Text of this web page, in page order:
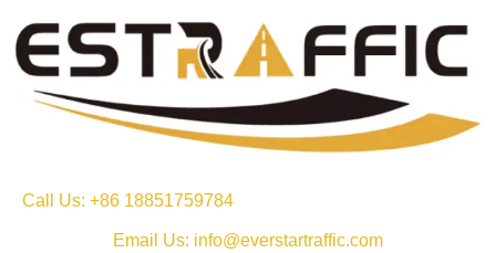
Call Us: +86 18851759784
Email Us: info@everstartraffic.com